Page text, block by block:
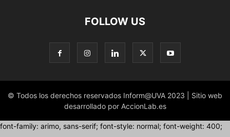
FOLLOW US
© Todos los derechos reservados Inform@UVA 2023 | Sitio web
desarrollado por AccionLab.es
font-family: arimo, sans-serif; font-style: normal; font-weight: 400;